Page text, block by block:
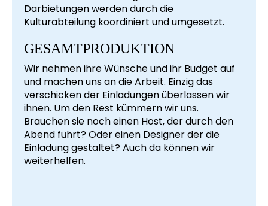
Darbietungen werden durch die
Kulturabteilung koordiniert und umgesetzt.
GESAMTPRODUKTION
Wir nehmen ihre Wünsche und ihr Budget auf
und machen uns an die Arbeit. Einzig das
verschicken der Einladungen überlassen wir
ihnen. Um den Rest kümmern wir uns.
Brauchen sie noch einen Host, der durch den
Abend führt? Oder einen Designer der die
Einladung gestaltet? Auch da können wir
weiterhelfen.